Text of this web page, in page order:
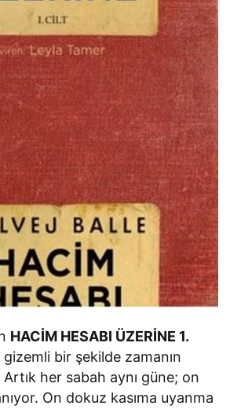
HACİM HESABI ÜZERİNE 1.
bir şekilde zamanın
Artık her sabah aynı güne; on
On dokuz kasıma uyanma